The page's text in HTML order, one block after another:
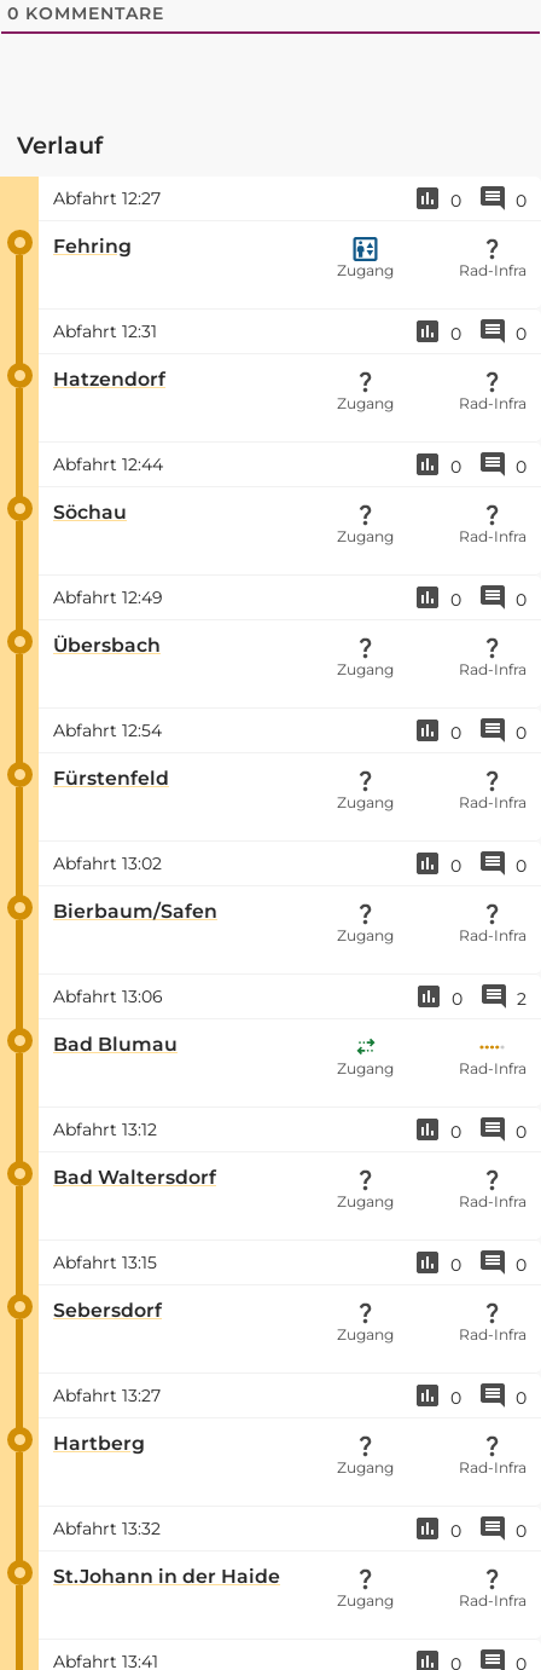
0 KOMMENTARE
Verlauf
Abfahrt 12:27 0 0
Fehring
Zugang Rad-Infra
Abfahrt 12:31 0 0
Hatzendorf
Zugang Rad-Infra
Abfahrt 12:44 0 0
Söchau
Zugang Rad-Infra
Abfahrt 12:49 0 0
Übersbach
Zugang Rad-Infra
Abfahrt 12:54 0 0
Fürstenfeld
Zugang Rad-Infra
Abfahrt 13:02 0 0
Bierbaum/Safen
Zugang Rad-Infra
Abfahrt 13:06 0 2
Bad Blumau
Zugang Rad-Infra
Abfahrt 13:12 0 0
Bad Waltersdorf
Zugang Rad-Infra
Abfahrt 13:15 0 0
Sebersdorf
Zugang Rad-Infra
Abfahrt 13:27 0 0
Hartberg
Zugang Rad-Infra
Abfahrt 13:32 0 0
St.Johann in der Haide
Zugang Rad-Infra
Abfahrt 13:41 0 0